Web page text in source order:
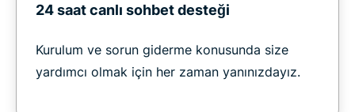
24 saat canlı sohbet desteği
Kurulum ve sorun giderme konusunda size
yardımcı olmak için her zaman yanınızdayız.